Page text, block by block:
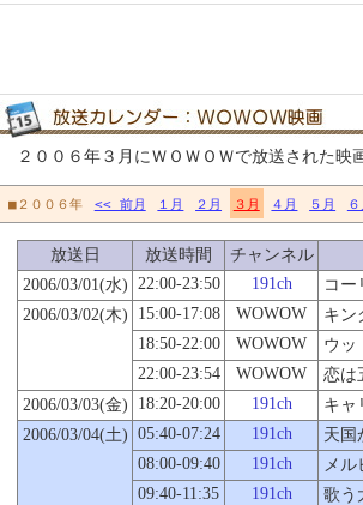
２００６年３月にＷＯＷＯＷで放送された映
■２００６年 << 前月 １月 ２月 ３月 ４月 ５月
放送日 放送時間 チャンネル
2006/03/01(水) 22:00-23:50 191ch コ
2006/03/02(木)
15:00-17:08 WOWOW キン
18:50-22:00
WOWOW ウッ
22:00-23:54
WOWOW 恋は
2006/03/03(金)
18:20-20:00 191ch キャ
2006/03/04(土) 05:40-07:24 191ch 天国
08:00-09:40
191ch メ
09:40-11:35
191ch 歌う